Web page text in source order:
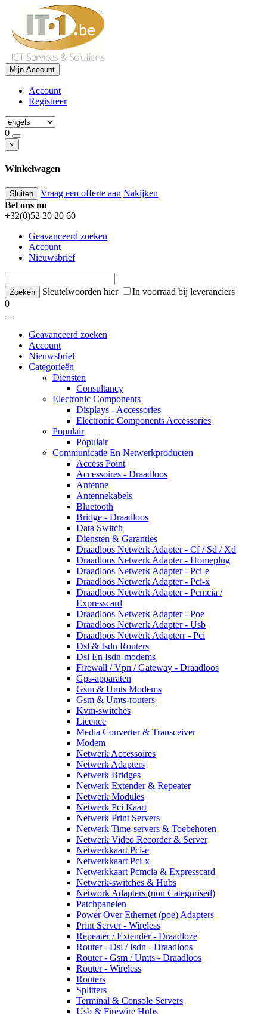
Mijn Account
Account
Registreer
0
×
Winkelwagen
Sluiten Vraag een offerte aan Nakijken
Bel ons nu
+32(0)52 20 20 60
Geavanceerd zoeken
Account
Nieuwsbrief
Sleutelwoorden hier
In voorraad bij leveranciers
0
Geavanceerd zoeken
Account
Nieuwsbrief
Categorieën
Diensten
Consultancy
Electronic Components
Displays - Accessories
Electronic Components Accessories
Populair
Populair
Communicatie En Netwerkproducten
Access Point
Accessoires - Draadloos
Antenne
Antennekabels
Bluetooth
Bridge - Draadloos
Data Switch
Diensten & Garanties
Draadloos Netwerk Adapter - Cf / Sd / Xd
Draadloos Netwerk Adapter - Homeplug
Draadloos Netwerk Adapter - Pci-e
Draadloos Netwerk Adapter - Pci-x
Draadloos Netwerk Adapter - Pcmcia /
Expresscard
Draadloos Netwerk Adapter - Poe
Draadloos Netwerk Adapter - Usb
Draadloos Netwerk Adapterr - Pci
Dsl & Isdn Routers
Dsl En Isdn-modems
Firewall / Vpn / Gateway - Draadloos
Gps-apparaten
Gsm & Umts Modems
Gsm & Umts-routers
Kvm-switches
Licence
Media Converter & Transceiver
Modem
Netwerk Accessoires
Netwerk Adapters
Netwerk Bridges
Netwerk Extender & Repeater
Netwerk Modules
Netwerk Pci Kaart
Netwerk Print Servers
Netwerk Time-servers & Toebehoren
Netwerk Video Recorder & Server
Netwerkkaart Pci-e
Netwerkkaart Pci-x
Netwerkkaart Pcmcia & Expresscard
Netwerk-switches & Hubs
Network Adapters (non Categorised)
Patchpanelen
Power Over Ethernet (poe) Adapters
Print Server - Wireless
Repeater / Extender - Draadloze
Router - Dsl / Isdn - Draadloos
Router - Gsm / Umts - Draadloos
Router - Wireless
Routers
Splitters
Terminal & Console Servers
Usb & Firewire Hubs